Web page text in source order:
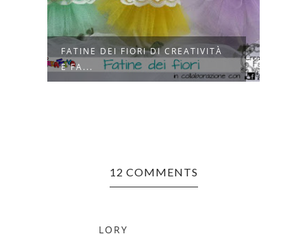
FATINE DEI FIORI DI CREATIVITÀ
E FA...
12 COMMENTS
LORY